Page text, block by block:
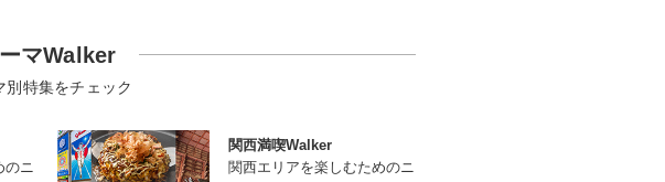
マWalker
別特集をチェック
のニ
関西満喫Walker
関西エリアを楽しむためのニ